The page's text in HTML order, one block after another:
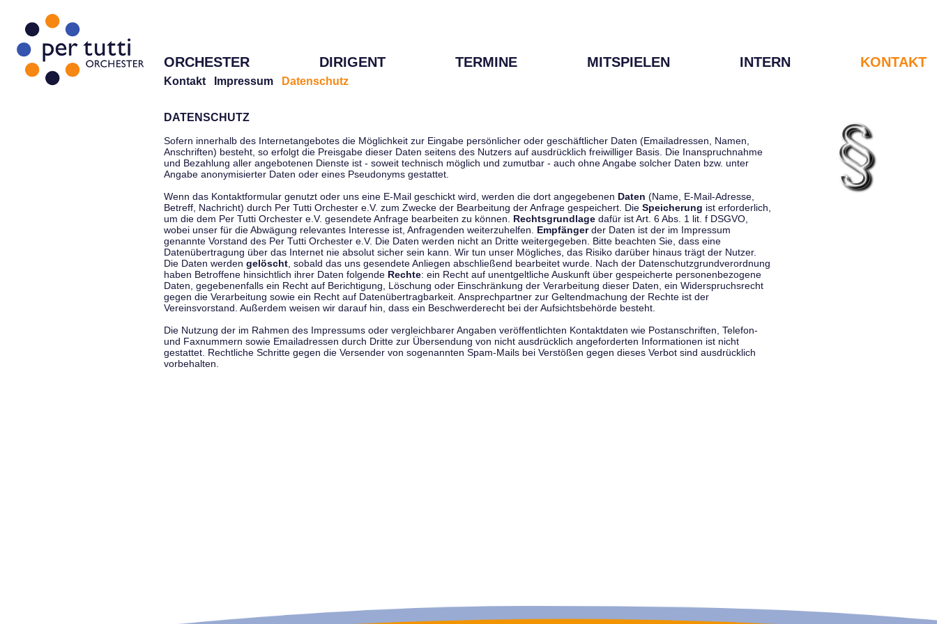
ORCHESTER DIRIGENT TERMINE MITSPIELEN INTERN KONTAKT
Kontakt Impressum Datenschutz
DATENSCHUTZ
Sofern innerhalb des Internetangebotes die Möglichkeit zur Eingabe persönlicher oder geschäftlicher Daten (Emailadressen, Namen,
Anschriften) besteht, so erfolgt die Preisgabe dieser Daten seitens des Nutzers auf ausdrücklich freiwilliger Basis. Die Inanspruchnahme
und Bezahlung aller angebotenen Dienste ist - soweit technisch möglich und zumutbar - auch ohne Angabe solcher Daten bzw. unter
Angabe anonymisierter Daten oder eines Pseudonyms gestattet.
Wenn das Kontaktformular genutzt oder uns eine E-Mail geschickt wird, werden die dort angegebenen Daten (Name, E-Mail-Adresse,
Betreff, Nachricht) durch Per Tutti Orchester e.V. zum Zwecke der Bearbeitung der Anfrage gespeichert. Die Speicherung ist erforderlich,
um die dem Per Tutti Orchester e.V. gesendete Anfrage bearbeiten zu können. Rechtsgrundlage dafür ist Art. 6 Abs. 1 lit. f DSGVO,
wobei unser für die Abwägung relevantes Interesse ist, Anfragenden weiterzuhelfen. Empfängerder Daten ist der im Impressum
genannte Vorstand des Per Tutti Orchester e.V. Die Daten werden nicht an Dritte weitergegeben. Bitte beachten Sie, dass eine
Datenübertragung über das Internet nie absolut sicher sein kann. Wir tun unser Mögliches, das Risiko darüber hinaus trägt der Nutzer.
Die Daten werden gelöscht , sobald das uns gesendete Anliegen abschließend bearbeitet wurde. Nach der Datenschutzgrundverordnung
haben Betroffene hinsichtlich ihrer Daten folgende Rechte: ein Recht auf unentgeltliche Auskunft über gespeicherte personenbezogene
Daten, gegebenenfalls ein Recht auf Berichtigung, Löschung oder Einschränkung der Verarbeitung dieser Daten, ein Widerspruchsrecht
gegen die Verarbeitung sowie ein Recht auf Datenübertragbarkeit. Ansprechpartner zur Geltendmachung der Rechte ist der
Vereinsvorstand. Außerdem weisen wir darauf hin, dass ein Beschwerderecht bei der Aufsichtsbehörde besteht.
Die Nutzung der im Rahmen des Impressums oder vergleichbarer Angaben veröffentlichten Kontaktdaten wie Postanschriften, Telefon-
und Faxnummern sowie Emailadressen durch Dritte zur Übersendung von nicht ausdrücklich angeforderten Informationen ist nicht
gestattet. Rechtliche Schritte gegen die Versender von sogenannten Spam-Mails bei Verstößen gegen dieses Verbot sind ausdrücklich
vorbehalten.